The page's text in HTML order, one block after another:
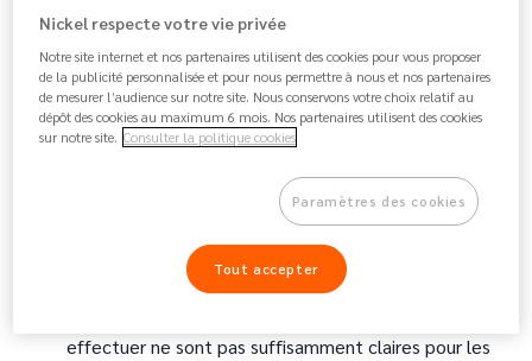
Des difficultés à nouer une
avec son conseiller. Vous avez du mal à le joindre ? Il
ne vous apporte pas de réponses claires à vos
questions ? Nous avons en effet tous besoin d’avoir
un sentiment de confiance envers la personne qui
gère notre argent. Dans certains établissements, les
conseillers sont aussi amenés à changer
régulièrement, ce qui altère encore plus la relation
avec les clients.
services peu adaptésou peu compréhensibles.
effectuer ne sont pas suffisamment claires pour les
Nickel respecte votre vie privée
Notre site internet et nos partenaires utilisent des cookies pour vous proposer
de la publicité personnalisée et pour nous permettre à nous et nos partenaires
de mesurer l’audience sur notre site. Nous conservons votre choix relatif au
dépôt des cookies au maximum 6 mois. Nos partenaires utilisent des cookies
sur notre site. Consulter la politique cookies
Paramètres des cookies
Tout accepter